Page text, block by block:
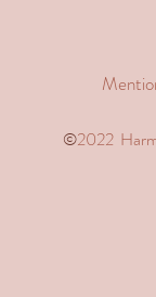
©️2022